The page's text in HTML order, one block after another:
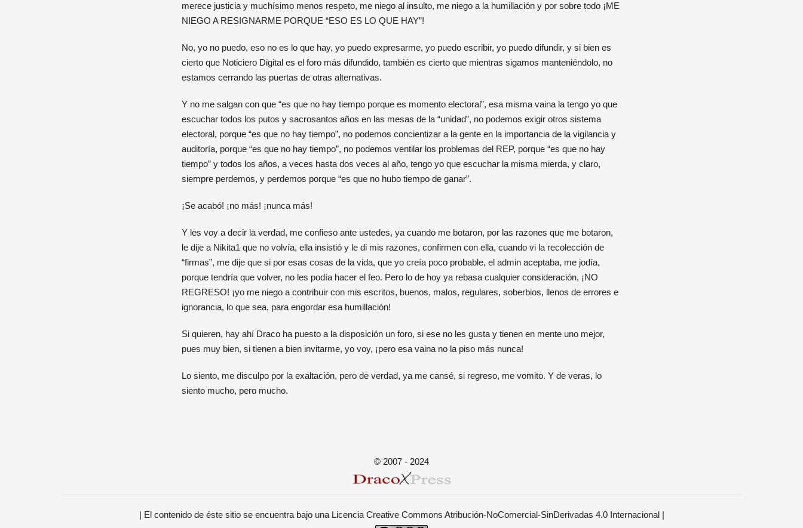
merece justicia y muchísimo menos respeto, me niego al insulto, me niego a la humillación y por sobre todo ¡ME
NIEGO A RESIGNARME PORQUE “ESO ES LO QUE HAY”!
No, yo no puedo, eso no es lo que hay, yo puedo expresarme, yo puedo escribir, yo puedo difundir, y si bien es
cierto que Noticiero Digital es el foro más difundido, también es cierto que mientras sigamos manteniéndolo, no
estamos cerrando las puertas de otras alternativas.
Y no me salgan con que “es que no hay tiempo porque es momento electoral”, esa misma vaina la tengo yo que
escuchar todos los putos y sacrosantos años en las mesas de la “unidad”, no podemos exigir otros sistema
electoral, porque “es que no hay tiempo”, no podemos concientizar a la gente en la importancia de la vigilancia y
auditoría, porque “es que no hay tiempo”, no podemos ventilar los problemas del REP, porque “es que no hay
tiempo” y todos los años, a veces hasta dos veces al año, tengo yo que escuchar la misma mierda, y claro,
siempre perdemos, y perdemos porque “es que no hubo tiempo de ganar”.
¡Se acabó! ¡no más! ¡nunca más!
Y les voy a decir la verdad, me confieso ante ustedes, ya cuando me botaron, por las razones que me botaron,
le dije a Nikita1 que no volvía, ella insistió y le di mis razones, confirmen con ella, cuando vi la recolección de
“firmas”, me dije que si por esas cosas de la vida, que yo creía poco probable, el admin aceptaba, me jodía,
porque tendría que volver, no les podía hacer el feo. Pero lo de hoy ya rebasa cualquier consideración, ¡NO
REGRESO! ¡yo me niego a contribuir con mis escritos, buenos, malos, regulares, soberbios, llenos de errores e
ignorancia, lo que sea, para engordar esa humillación!
Si quieren, hay ahí Draco ha puesto a la disposición un foro, si ese no les gusta y tienen en mente uno mejor,
pues muy bien, si tienen a bien invitarme, yo voy, ¡pero esa vaina no la piso más nunca!
Lo siento, me disculpo por la exaltación, pero de verdad, ya me cansé, si regreso, me vomito. Y de veras, lo
siento mucho, pero mucho.
© 2007 - 2024
| El contenido de éste sitio se encuentra bajo una Licencia Creative Commons Atribución-NoComercial-SinDerivadas 4.0 Internacional|